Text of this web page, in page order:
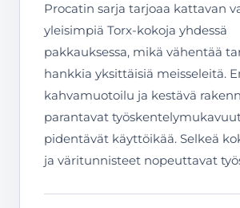
Procatin sarja tarjoaa kattavan
yleisimpiä Torx-kokoja yhdessä
pakkauksessa, mikä vähentää
hankkia yksittäisiä meisseleitä.
kahvamuotoilu ja kestävä
parantavat
pidentävät käyttöikää. Selkeä
ja väritunnisteet nopeuttavat